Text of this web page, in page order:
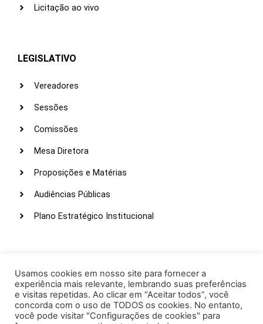
Licitação ao vivo
LEGISLATIVO
Vereadores
Sessões
Comissões
Mesa Diretora
Proposições e Matérias
Audiências Públicas
Plano Estratégico Institucional
Webmail
Intranet
Administração
Usamos cookies em nosso site para fornecer a
experiência mais relevante, lembrando suas preferências
e visitas repetidas. Ao clicar em “Aceitar todos”, você
concorda com o uso de TODOS os cookies. No entanto,
você pode visitar "Configurações de cookies" para